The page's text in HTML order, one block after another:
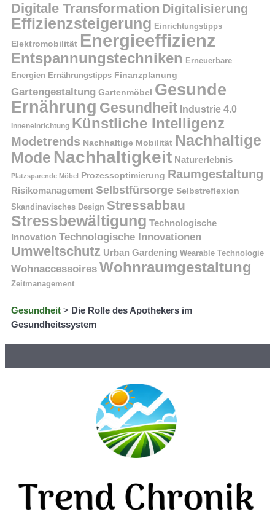
Digitale Transformation Digitalisierung
Effizienzsteigerung Einrichtungstipps
Elektromobilität Energieeffizienz
Entspannungstechniken Erneuerbare
Energien Ernährungstipps Finanzplanung
Gartengestaltung Gartenmöbel Gesunde
Ernährung Gesundheit Industrie 4.0
Inneneinrichtung Künstliche Intelligenz
Modetrends Nachhaltige Mobilität Nachhaltige
Mode Nachhaltigkeit Naturerlebnis
Platzsparende Möbel Prozessoptimierung Raumgestaltung
Risikomanagement Selbstfürsorge Selbstreflexion
Skandinavisches Design Stressabbau
Stressbewältigung Technologische
Innovation Technologische Innovationen
Umweltschutz Urban Gardening Wearable Technologie
Wohnaccessoires Wohnraumgestaltung
Zeitmanagement
Gesundheit > Die Rolle des Apothekers im
Gesundheitssystem